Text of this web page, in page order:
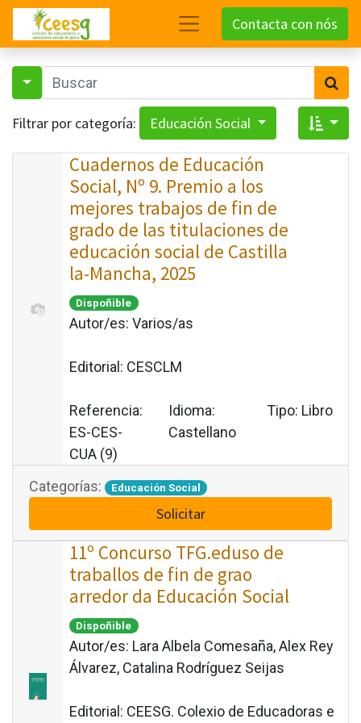
Contacta con nós
Filtrar por categoría: Educación Social
Cuadernos de Educación
Social, Nº 9. Premio a los
mejores trabajos de fin de
grado de las titulaciones de
educación social de Castilla
la-Mancha, 2025
Dispoñible
Autor/es:Varios/as
Editorial: CESCLM
Referencia:
ES-CES-
CUA (9)
Idioma:
Castellano
Tipo: Libro
Categorías: Educación Social
Solicitar
11º Concurso TFG.eduso de
traballos de fin de grao
arredor da Educación Social
Dispoñible
Autor/es: Lara Albela Comesaña, Alex Rey
Álvarez, Catalina Rodríguez Seijas
Editorial: CEESG. Colexio de Educadoras e